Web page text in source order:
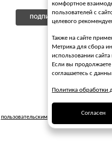
ПОДПИСАТЬСЯ НА РАССЫЛКУ
пользовательским соглашением
комфортное
пользователей с
целевого
Также на сайте
Метрика для сбора
использовании
Если вы продолжаете
соглашаетесь с
Политика обработки
Согласен